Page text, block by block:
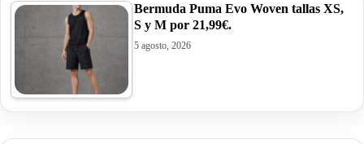
Bermuda Puma Evo Woven tallas XS,
S y M por 21,99€.
5 agosto, 2026